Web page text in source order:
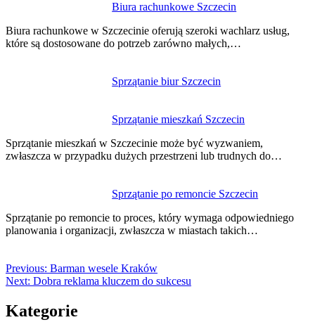
Biura rachunkowe Szczecin
Biura rachunkowe w Szczecinie oferują szeroki wachlarz usług,
które są dostosowane do potrzeb zarówno małych,…
Sprzątanie biur Szczecin
Sprzątanie mieszkań Szczecin
Sprzątanie mieszkań w Szczecinie może być wyzwaniem,
zwłaszcza w przypadku dużych przestrzeni lub trudnych do…
Sprzątanie po remoncie Szczecin
Sprzątanie po remoncie to proces, który wymaga odpowiedniego
planowania i organizacji, zwłaszcza w miastach takich…
Previous: Barman wesele Kraków
Next: Dobra reklama kluczem do sukcesu
Kategorie